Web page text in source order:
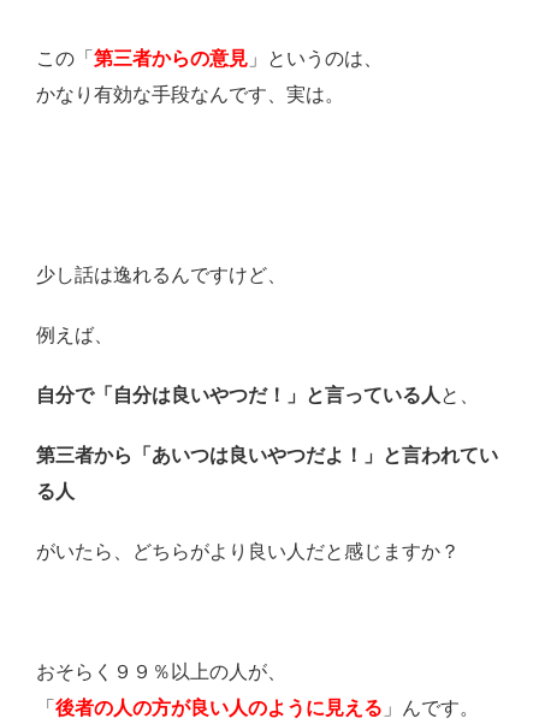
この「 第三者からの意見 」というのは、
かなり有効な手段なんです、実は。
少し話は逸れるんですけど、
例えば、
自分で「自分は良いやつだ！」と言っている人 と、
第三者から「あいつは良いやつだよ！」と言われてい
る人
がいたら、どちらがより良い人だと感じますか？
おそらく９９％以上の人が、
「 後者の人の方が良い人のように見える 」んです。